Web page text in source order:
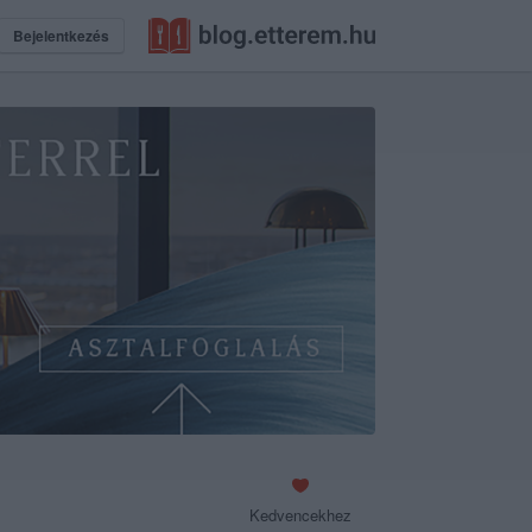
Bejelentkezés
Kedvencekhez